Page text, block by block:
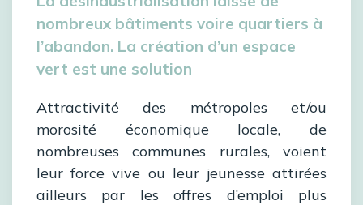
nombreux bâtiments voire quartiers à
l’abandon. La création d’un espace
vert est une solution
Attractivité des métropoles et/ou
morosité économique locale, de
nombreuses communes rurales, voient
leur force vive ou leur jeunesse attirées
ailleurs par les offres d’emploi plus